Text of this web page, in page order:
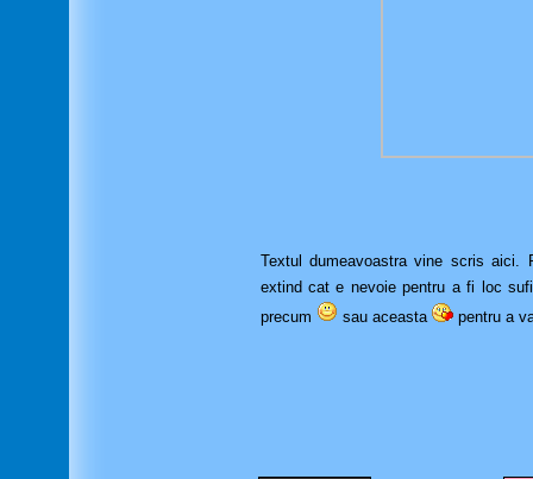
Textul dumeavoastra vine scris aici.
extind cat e nevoie pentru a fi loc
precum
sau aceasta pentru a